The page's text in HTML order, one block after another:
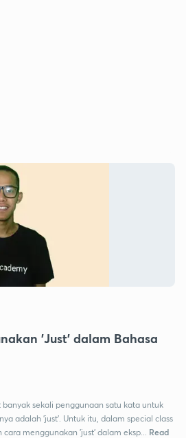
'Just' dalam Bahasa
sekali penggunaan satu kata untuk
adalah 'just'. Untuk itu, dalam special class
menggunakan 'just' dalam eksp...
Read